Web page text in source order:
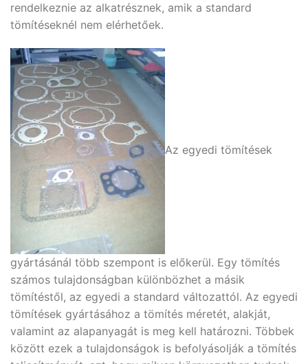
rendelkeznie az alkatrésznek, amik a standard
tömítéseknél nem elérhetőek.
Az egyedi tömítések
gyártásánál több szempont is előkerül. Egy tömítés
számos tulajdonságban különbözhet a másik
tömítéstől, az egyedi a standard változattól. Az egyedi
tömítések gyártásához a tömítés méretét, alakját,
valamint az alapanyagát is meg kell határozni. Többek
között ezek a tulajdonságok is befolyásolják a tömítés